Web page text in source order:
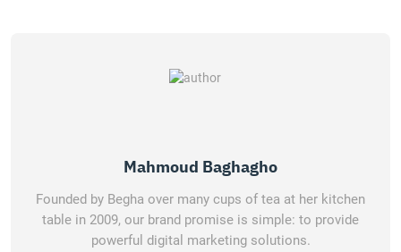
Mahmoud Baghagho
Founded by Begha over many cups of tea at her kitchen
table in 2009, our brand promise is simple: to provide
powerful digital marketing solutions.